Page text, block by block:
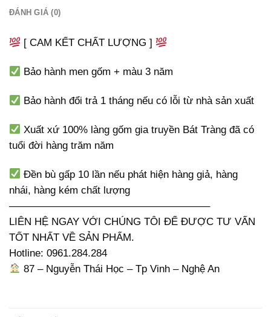
ĐÁNH GIÁ (0)
[ CAM KẾT CHẤT LƯỢNG ]
Bảo hành men gốm + màu 3 năm
Bảo hành đổi trả 1 tháng nếu có lỗi từ nhà sản xuất
Xuất xứ 100% làng gốm gia truyền Bát Tràng đã có
tuổi đời hàng trăm năm
Đền bù gấp 10 lần nếu phát hiện hàng giả, hàng
nhái, hàng kém chất lượng
———————————————————–
LIÊN HỆ NGAY VỚI CHÚNG TÔI ĐỂ ĐƯỢC TƯ VẤN
TỐT NHẤT VỀ SẢN PHẨM.
Hotline: 0961.284.284
87 – Nguyễn Thái Học – Tp Vinh – Nghệ An